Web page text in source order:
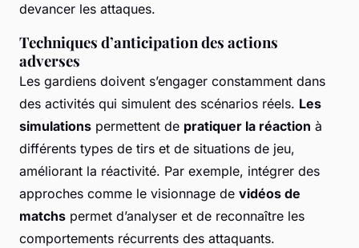
devancer les attaques.
Techniques d’anticipation des actions
adverses
Les gardiens doivent s’engager constamment dans
des activités qui simulent des scénarios réels. Les
simulations permettent de pratiquer la réaction à
différents types de tirs et de situations de jeu,
améliorant la réactivité. Par exemple, intégrer des
approches comme le visionnage de vidéos de
matchs permet d’analyser et de reconnaître les
comportements récurrents des attaquants.